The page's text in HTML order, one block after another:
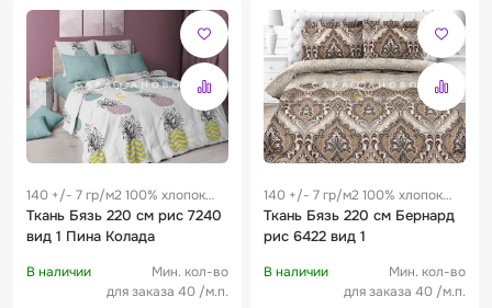
140 +/- 7 гр/м2 100% хлопок
0.25 м
Ткань Бязь 220 см рис 7240
вид 1 Пина Колада
В наличии
Мин. кол-во
для заказа 40 /м.п.
140 +/- 7 гр/м2 100% хлопок
0.25 м
Ткань Бязь 220 см Бернард
рис 6422 вид 1
В наличии
Мин. кол-во
для заказа 40 /м.п.